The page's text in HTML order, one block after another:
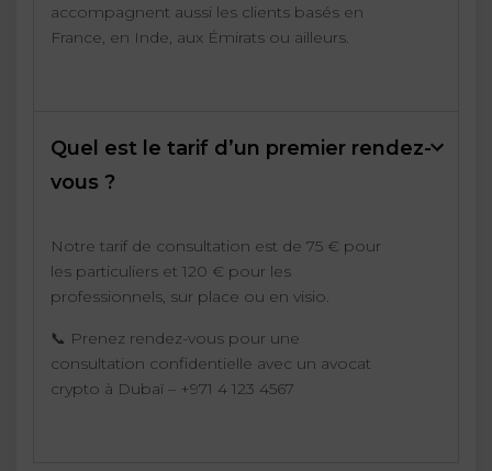
accompagnent aussi les clients basés en
France, en Inde, aux Émirats ou ailleurs.
Quel est le tarif d’un premier rendez-
vous ?
Notre tarif de consultation est de 75 € pour
les particuliers et 120 € pour les
professionnels, sur place ou en visio.
📞 Prenez rendez-vous pour une
consultation confidentielle avec un avocat
crypto à Dubaï – +971 4 123 4567